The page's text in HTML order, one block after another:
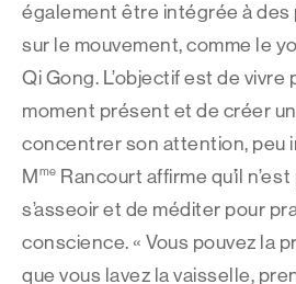
également être intégrée à
sur le mouvement, comme le
Qi Gong. L’objectif est de vivre
moment présent et de créer
concentrer son attention, peu
M me Rancourt affirme qu’il
s’asseoir et de méditer pour
conscience. « Vous pouvez la
que vous lavez la vaisselle,